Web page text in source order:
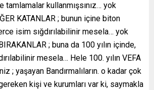
tamlamalar kullanmışsınız… yok
KATANLAR ; bunun içine biton
isim sığdırılabilinir mesela… yok
; buna da 100 yılın içinde,
mesela… Hele 100. yılın VEFA
; yaşayan Bandırmalıların. o kadar çok
kişi ve kurumları var ki, saymakla